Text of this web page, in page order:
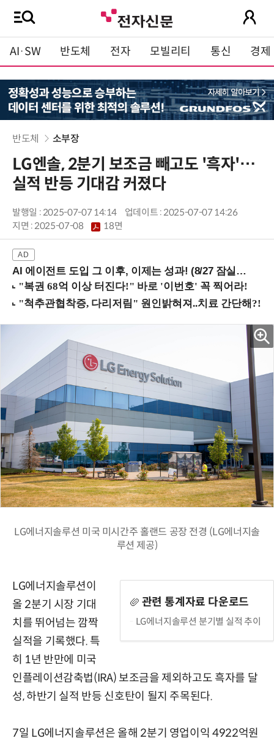
AI·SW 반도체 전자 모빌리티 통신 경제
반도체 소부장
LG엔솔, 2분기 보조금 빼고도 '흑자'…
실적 반등 기대감 커졌다
발행일 : 2025-07-07 14:14
업데이트 : 2025-07-07 14:26
지면 :2025-07-08 18면
AI 에이전트 도입 그 이후, 이제는 성과! (8/27 잠실역)
LG에너지솔루션 미국 미시간주 홀랜드 공장 전경 (LG에너지솔
루션 제공)
관련 통계자료 다운로드
LG에너지솔루션 분기별 실적 추이
LG에너지솔루션이
올 2분기 시장 기대
치를 뛰어넘는 깜짝
실적을 기록했다. 특
히 1년 반만에 미국
인플레이션감축법(IRA) 보조금을 제외하고도 흑자를 달
성, 하반기 실적 반등 신호탄이 될지 주목된다.
7일 LG에너지솔루션은 올해 2분기 영업이익 4922억원